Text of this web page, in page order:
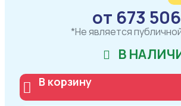
от 673
*Не является
В
В корзину